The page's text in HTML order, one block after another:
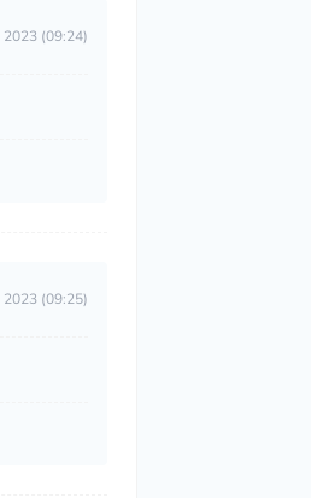
2023 (09:24)
(09:25)